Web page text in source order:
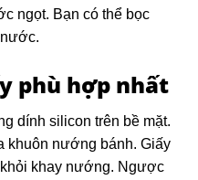
ngọt. Bạn có thể bọc
phù hợp nhất
dính silicon trên bề mặt.
khuôn nướng bánh. Giấy
khay nướng. Ngược